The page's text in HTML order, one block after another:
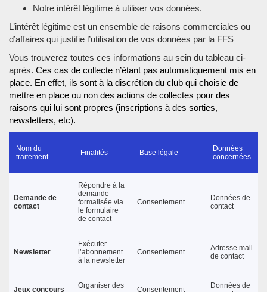
Notre intérêt légitime à utiliser vos données.
L’intérêt légitime est un ensemble de raisons commerciales ou
d’affaires qui justifie l’utilisation de vos données par la FFS
Vous trouverez toutes ces informations au sein du tableau ci-
après. Ces cas de collecte n’étant pas automatiquement mis en
place. En effet, ils sont à la discrétion du club qui choisie de
mettre en place ou non des actions de collectes pour des
raisons qui lui sont propres (inscriptions à des sorties,
newsletters, etc).
Nom du
traitement
Finalités Base légale
Données
concernées
Demande de
contact
Répondre à la
demande
formalisée via
le formulaire
de contact
Consentement
Données de
contact
Newsletter
Exécuter
l’abonnement
à la newsletter
Consentement
Adresse mail
de contact
Jeux concours
Organiser des
Consentement
Données de